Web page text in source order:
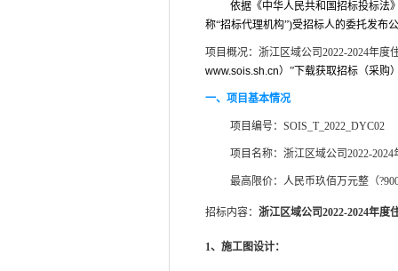
依据《中华人民共和国招标投标法
称“招标代理机构”)受招标人的委托发布
项目概况： 浙江区域公司2022-2024年度
www.sois.sh.cn） ”下载获取招标（采购
一、项目基本情况
项目编号：SOIS_T_2022_DYC02
项目名称： 浙江区域公司2022-
最高限价：人民币玖佰万元整（?
招标内容： 浙江区域公司2022-2024年度
1、施工图设计：